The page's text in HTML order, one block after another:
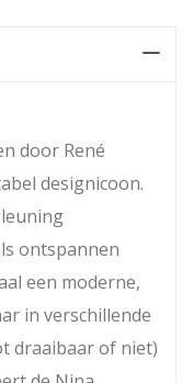
door René
designicoon.
ontspannen
een moderne,
in verschillende
draaibaar of niet)